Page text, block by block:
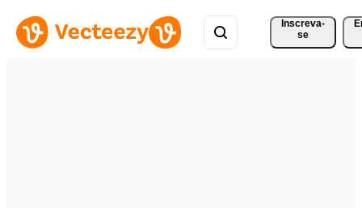
Inscreva-
se